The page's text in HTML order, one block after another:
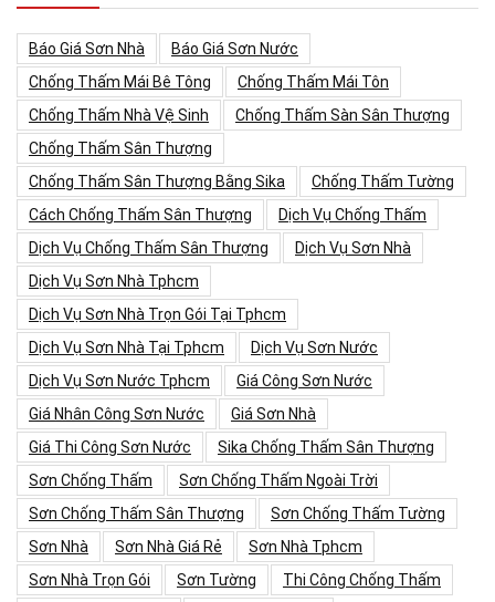
Báo Giá Sơn Nhà
Báo Giá Sơn Nước
Chống Thấm Mái Bê Tông
Chống Thấm Mái Tôn
Chống Thấm Nhà Vệ Sinh
Chống Thấm Sàn Sân Thượng
Chống Thấm Sân Thượng
Chống Thấm Sân Thượng Bằng Sika
Chống Thấm Tường
Cách Chống Thấm Sân Thượng
Dịch Vụ Chống Thấm
Dịch Vụ Chống Thấm Sân Thượng
Dịch Vụ Sơn Nhà
Dịch Vụ Sơn Nhà Tphcm
Dịch Vụ Sơn Nhà Trọn Gói Tại Tphcm
Dịch Vụ Sơn Nhà Tại Tphcm
Dịch Vụ Sơn Nước
Dịch Vụ Sơn Nước Tphcm
Giá Công Sơn Nước
Giá Nhân Công Sơn Nước
Giá Sơn Nhà
Giá Thi Công Sơn Nước
Sika Chống Thấm Sân Thượng
Sơn Chống Thấm
Sơn Chống Thấm Ngoài Trời
Sơn Chống Thấm Sân Thượng
Sơn Chống Thấm Tường
Sơn Nhà
Sơn Nhà Giá Rẻ
Sơn Nhà Tphcm
Sơn Nhà Trọn Gói
Sơn Tường Thi Công Chống Thấm